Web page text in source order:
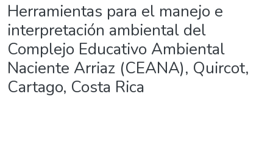
Herramientas para el manejo e
interpretación ambiental del
Complejo Educativo Ambiental
Naciente Arriaz (CEANA), Quircot,
Cartago, Costa Rica